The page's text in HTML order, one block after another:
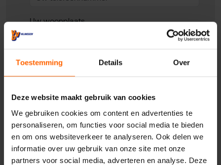
Toestemming Details Over
Deze website maakt gebruik van cookies
We gebruiken cookies om content en advertenties te
personaliseren, om functies voor social media te bieden
en om ons websiteverkeer te analyseren. Ook delen we
informatie over uw gebruik van onze site met onze
partners voor social media, adverteren en analyse. Deze
Uw woonplaats
Geadresseerde